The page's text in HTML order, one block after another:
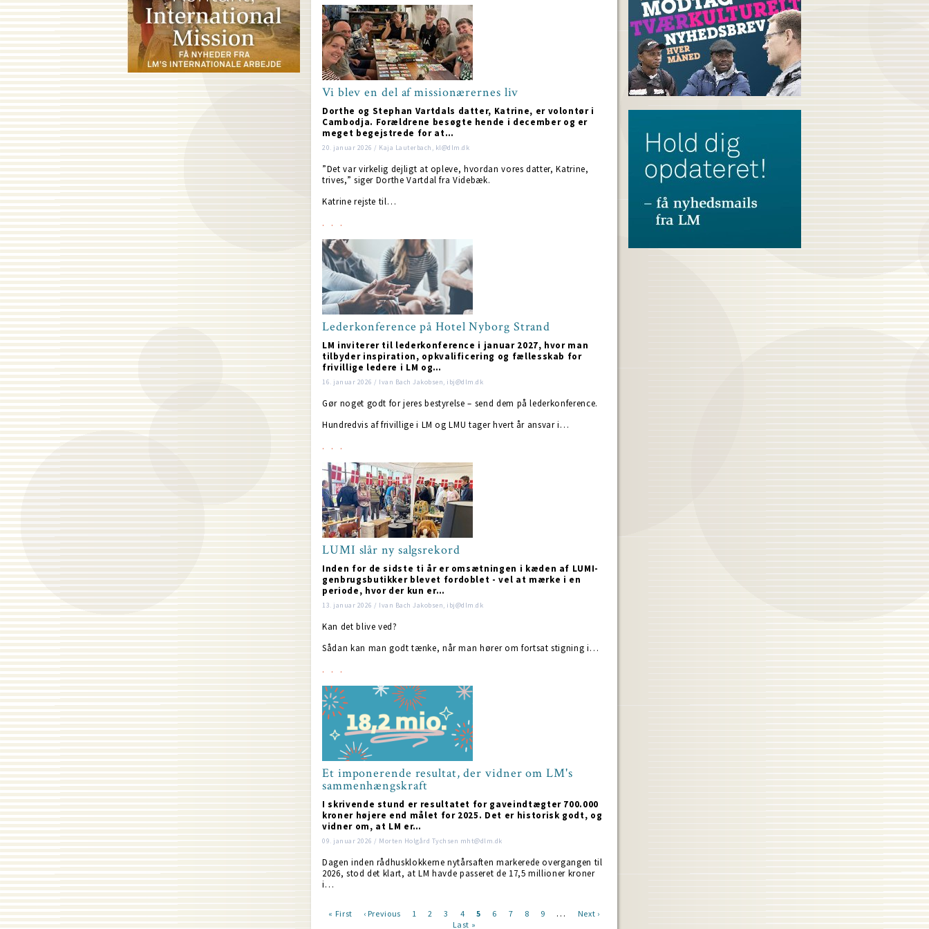
Vi blev en del af missionærernes liv
Dorthe og Stephan Vartdals datter, Katrine, er volontør i
Cambodja. Forældrene besøgte hende i december og er
meget begejstrede for at…
20. januar 2026 / Kaja Lauterbach, kl@dlm.dk
”Det var virkelig dejligt at opleve, hvordan vores datter, Katrine,
trives,” siger Dorthe Vartdal fra Videbæk.
Katrine rejste til…
Lederkonference på Hotel Nyborg Strand
LM inviterer til lederkonference i januar 2027, hvor man
tilbyder inspiration, opkvalificering og fællesskab for
frivillige ledere i LM og…
16. januar 2026 / Ivan Bach Jakobsen, ibj@dlm.dk
Gør noget godt for jeres bestyrelse – send dem på lederkonference.
Hundredvis af frivillige i LM og LMU tager hvert år ansvar i…
LUMI slår ny salgsrekord
Inden for de sidste ti år er omsætningen i kæden af LUMI-
genbrugsbutikker blevet fordoblet - vel at mærke i en
periode, hvor der kun er…
13. januar 2026 / Ivan Bach Jakobsen, ibj@dlm.dk
Kan det blive ved?
Sådan kan man godt tænke, når man hører om fortsat stigning i…
Et imponerende resultat, der vidner om LM's
sammenhængskraft
I skrivende stund er resultatet for gaveindtægter 700.000
kroner højere end målet for 2025. Det er historisk godt, og
vidner om, at LM er…
09. januar 2026 / Morten Holgård Tychsen mht@dlm.dk
Dagen inden rådhusklokkerne nytårsaften markerede overgangen til
2026, stod det klart, at LM havde passeret de 17,5 millioner kroner
i…
First
« First
Previous
‹ Previous Page
1 Page
2 Page
3 Page
4
Current
5 Page
6 Page
7 Page
8 Page
9 …
Next
Next ›
Last
Last »